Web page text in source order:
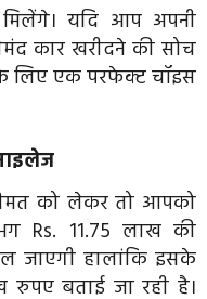
यदि आप अपनी
कार खरीदने की सोच
लिए एक परफेक्ट चॉइस
को लेकर तो आपको
Rs. 11.75 लाख की
जाएगी हालांकि इसके
रुपए बताई जा रही है।